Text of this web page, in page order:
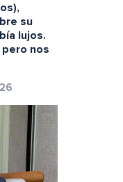
su
lujos.
pero nos